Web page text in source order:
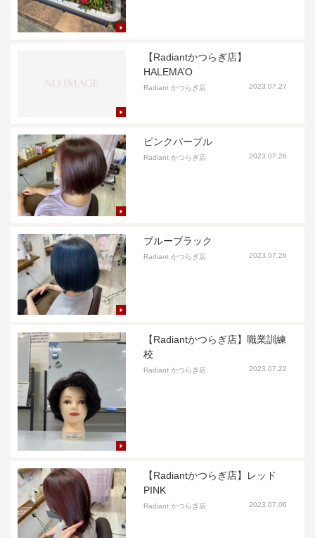
【Radiantかつらぎ店】
HALEMA’O
Radiant かつらぎ店 2023.07.27
ピンクパープル
Radiant かつらぎ店 2023.07.26
ブルーブラック
Radiant かつらぎ店 2023.07.26
【Radiantかつらぎ店】職業訓練
校
Radiant かつらぎ店 2023.07.22
【Radiantかつらぎ店】レッド
PINK
Radiant かつらぎ店 2023.07.06